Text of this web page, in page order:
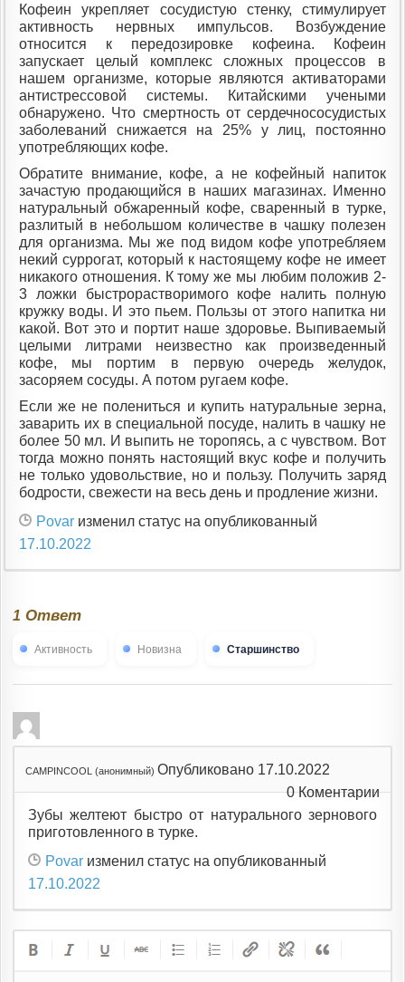
Кофеин укрепляет сосудистую стенку, стимулирует
активность нервных импульсов. Возбуждение
относится к передозировке кофеина. Кофеин
запускает целый комплекс сложных процессов в
нашем организме, которые являются активаторами
антистрессовой системы. Китайскими учеными
обнаружено. Что смертность от сердечнососудистых
заболеваний снижается на 25% у лиц, постоянно
употребляющих кофе.
Обратите внимание, кофе, а не кофейный напиток
зачастую продающийся в наших магазинах. Именно
натуральный обжаренный кофе, сваренный в турке,
разлитый в небольшом количестве в чашку полезен
для организма. Мы же под видом кофе употребляем
некий суррогат, который к настоящему кофе не имеет
никакого отношения. К тому же мы любим положив 2-
3 ложки быстрорастворимого кофе налить полную
кружку воды. И это пьем. Пользы от этого напитка ни
какой. Вот это и портит наше здоровье. Выпиваемый
целыми литрами неизвестно как произведенный
кофе, мы портим в первую очередь желудок,
засоряем сосуды. А потом ругаем кофе.
Если же не полениться и купить натуральные зерна,
заварить их в специальной посуде, налить в чашку не
более 50 мл. И выпить не торопясь, а с чувством. Вот
тогда можно понять настоящий вкус кофе и получить
не только удовольствие, но и пользу. Получить заряд
бодрости, свежести на весь день и продление жизни.
Povar изменил статус на опубликованный
17.10.2022
1 Ответ
Активность Новизна Старшинство
CAMPINCOOL (анонимный) Опубликовано 17.10.2022
0Коментарии
Зубы желтеют быстро от натурального зернового
приготовленного в турке.
Povar изменил статус на опубликованный
17.10.2022